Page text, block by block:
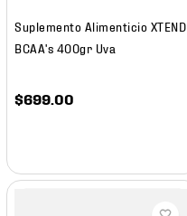
Suplemento Alimenticio XTEND
BCAA's 400gr Uva
$699 .00